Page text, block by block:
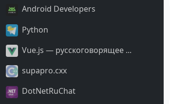
Android Developers
Python
Vue.js — русскоговорящее ...
supapro.cxx
DotNetRuChat